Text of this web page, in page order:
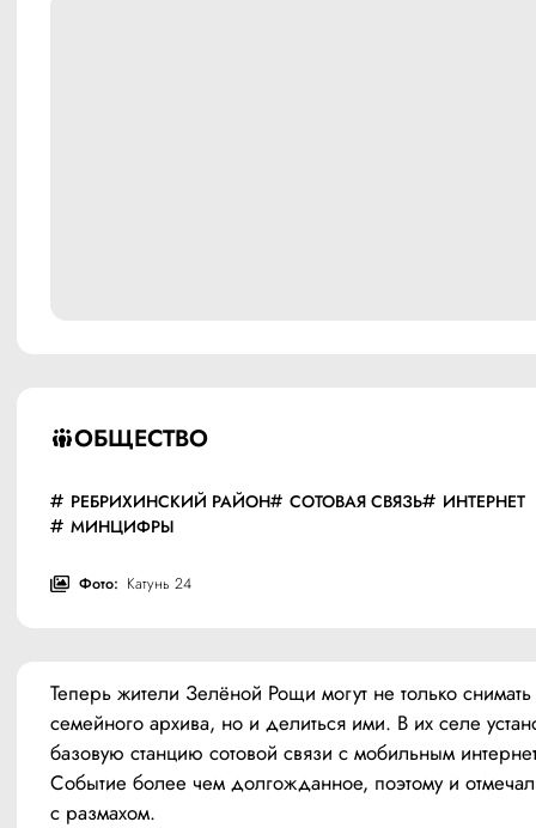
ОБЩЕСТВО
РЕБРИХИНСКИЙ РАЙОН СОТОВАЯ СВЯЗЬ
ИНТЕРНЕТ
МИНЦИФРЫ
Фото: Катунь 24
Теперь жители Зелёной Рощи могут не только
семейного архива, но и делиться ими. В их селе
базовую станцию сотовой связи с мобильным
Событие более чем долгожданное, поэтому и
с размахом.